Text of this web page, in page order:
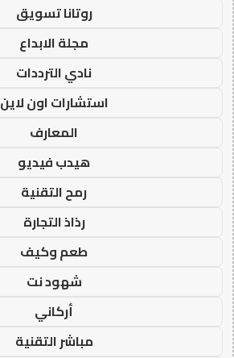
روتانا تسويق
مجلة الابداع
نادي الترددات
استشارات اون لاين
المعارف
هيدب فيديو
رمح التقنية
رذاذ التجارة
طعم وكيف
شهود نت
أركاني
مباشر التقنية